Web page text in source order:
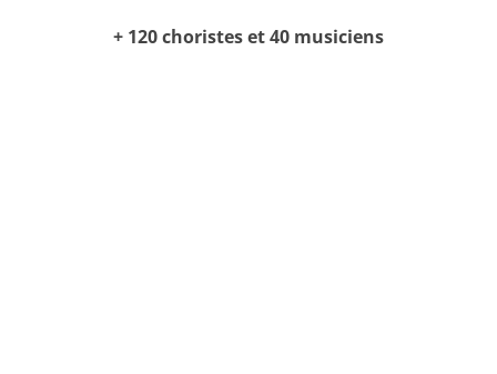
+ 120 choristes et 40 musiciens